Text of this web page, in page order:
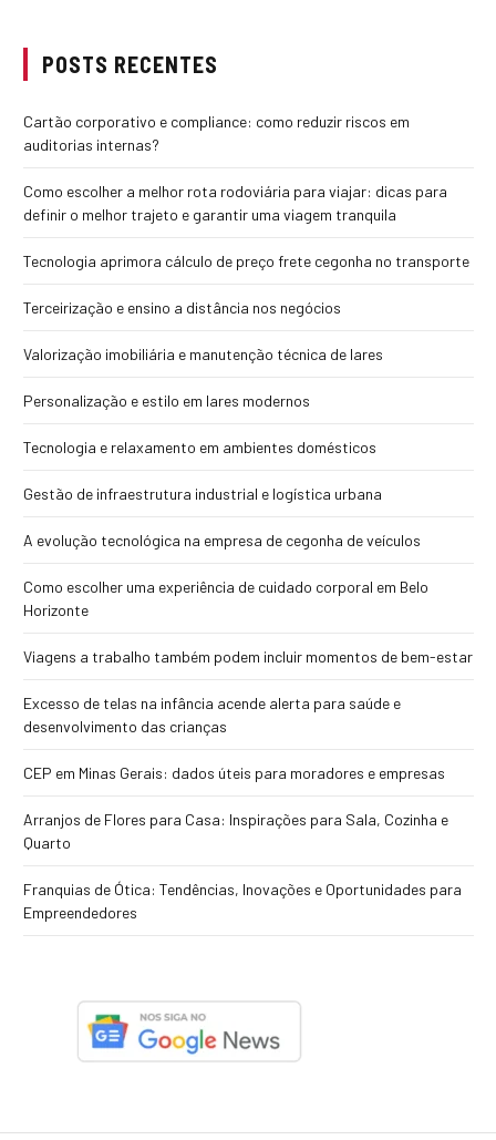
POSTS RECENTES
Cartão corporativo e compliance: como reduzir riscos em
auditorias internas?
Como escolher a melhor rota rodoviária para viajar: dicas para
definir o melhor trajeto e garantir uma viagem tranquila
Tecnologia aprimora cálculo de preço frete cegonha no transporte
Terceirização e ensino a distância nos negócios
Valorização imobiliária e manutenção técnica de lares
Personalização e estilo em lares modernos
Tecnologia e relaxamento em ambientes domésticos
Gestão de infraestrutura industrial e logística urbana
A evolução tecnológica na empresa de cegonha de veículos
Como escolher uma experiência de cuidado corporal em Belo
Horizonte
Viagens a trabalho também podem incluir momentos de bem-estar
Excesso de telas na infância acende alerta para saúde e
desenvolvimento das crianças
CEP em Minas Gerais: dados úteis para moradores e empresas
Arranjos de Flores para Casa: Inspirações para Sala, Cozinha e
Quarto
Franquias de Ótica: Tendências, Inovações e Oportunidades para
Empreendedores